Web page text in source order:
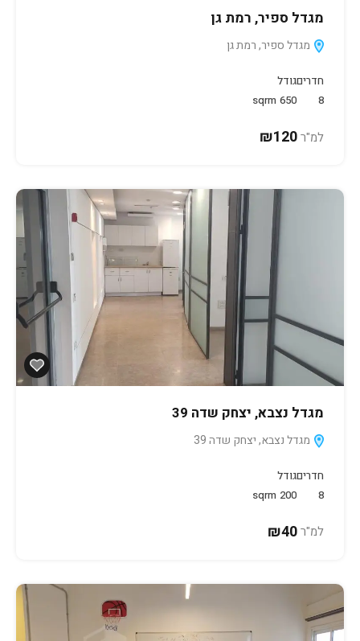
מגדל ספיר, רמת גן
מגדל ספיר, רמת גן
חדרים
8
גודל
650
sqrm
למ"ר₪120
מגדל נצבא, יצחק שדה 39
מגדל נצבא, יצחק שדה 39
חדרים
8
גודל
200
sqrm
למ"ר₪40